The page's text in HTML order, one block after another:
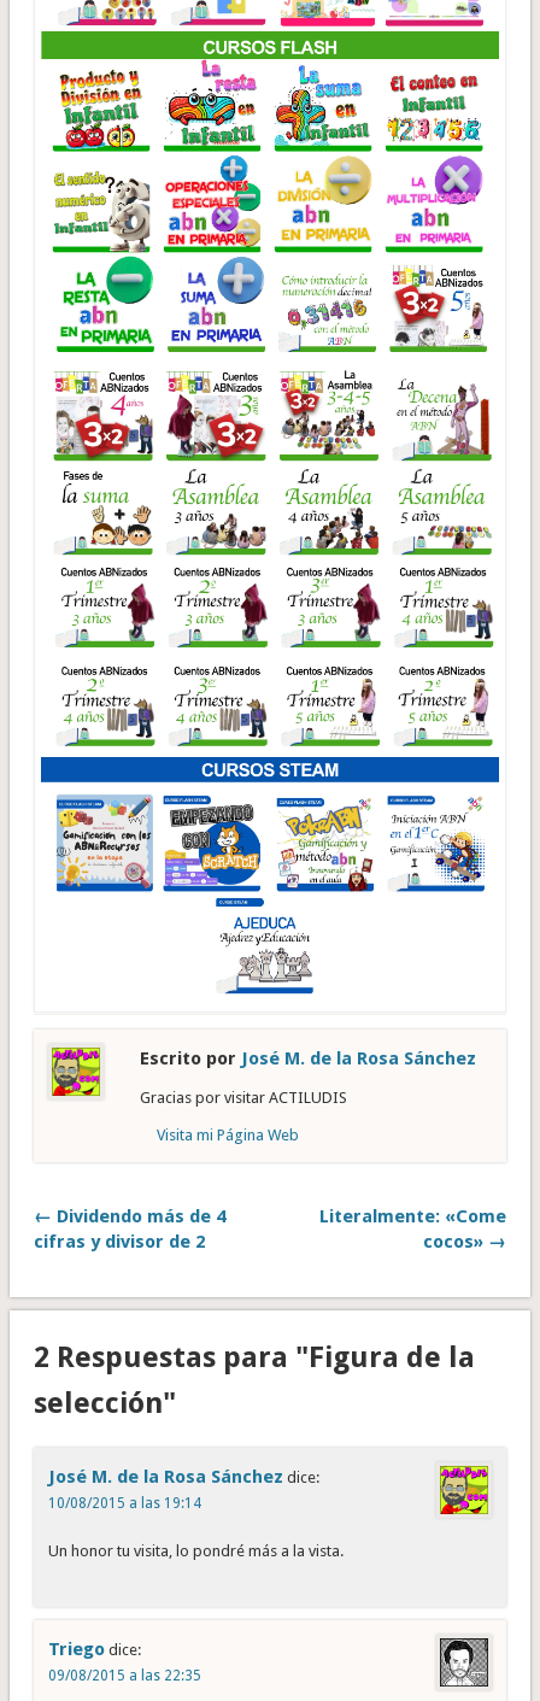
Escrito por José M. de la Rosa Sánchez
Gracias por visitar ACTILUDIS
Visita mi Página Web
← Dividendo más de 4
cifras y divisor de 2
Literalmente: «Come
cocos» →
2 Respuestas para "Figura de la
selección"
José M. de la Rosa Sánchez dice:
10/08/2015 a las 19:14
Un honor tu visita, lo pondré más a la vista.
Triego dice:
09/08/2015 a las 22:35